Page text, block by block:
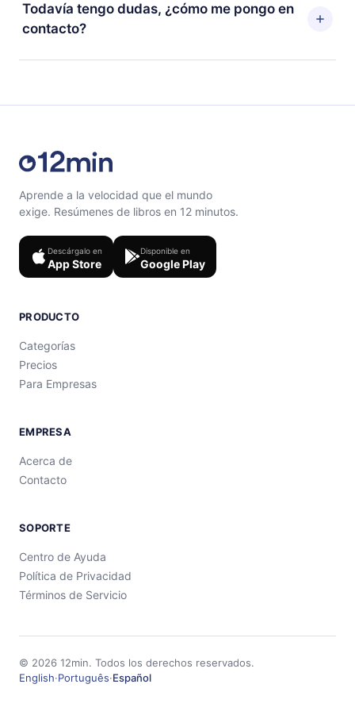
escuchar tus títulos favoritos sin conexión y desafiarte
con un cuestionario de preguntas para ayudarte a fijar
ciclo de facturación no ocurrirá.
Todavía tengo dudas, ¿cómo me pongo en
contacto?
Siéntete libre de contactarnos ensupport@12min.com.
Aprende a la velocidad que el mundo
exige. Resúmenes de libros en 12 minutos.
Descárgalo en
App Store
Disponible en
Google Play
PRODUCTO
Categorías
Precios
Para Empresas
EMPRESA
Acerca de
Contacto
SOPORTE
Centro de Ayuda
Política de Privacidad
Términos de Servicio
© 2026 12min. Todos los derechos reservados.
English·Português·Español